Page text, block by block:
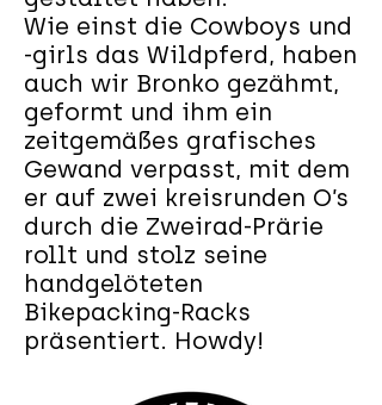
Wie einst die Cowboys und
-girls das Wildpferd, haben
auch wir Bronko gezähmt,
geformt und ihm ein
zeitgemäßes grafisches
Gewand verpasst, mit dem
er auf zwei kreisrunden O’s
durch die Zweirad-Prärie
rollt und stolz seine
handgelöteten
Bikepacking-Racks
präsentiert. Howdy!